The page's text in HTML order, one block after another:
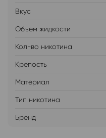
Вкус
Объем жидкости
Кол-во никотина
Крепость
Материал
Тип никотина
Бренд